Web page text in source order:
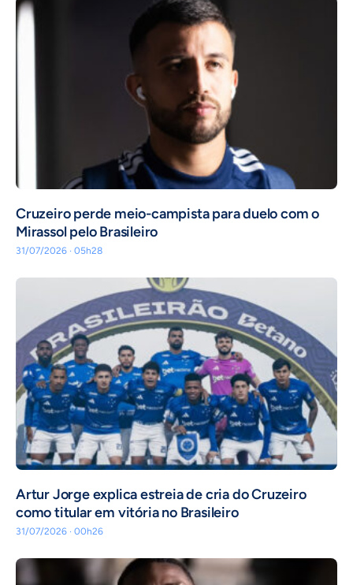
Cruzeiro perde meio-campista para duelo com o
Mirassol pelo Brasileiro
31/07/2026 · 05h28
Artur Jorge explica estreia de cria do Cruzeiro
como titular em vitória no Brasileiro
31/07/2026 · 00h26